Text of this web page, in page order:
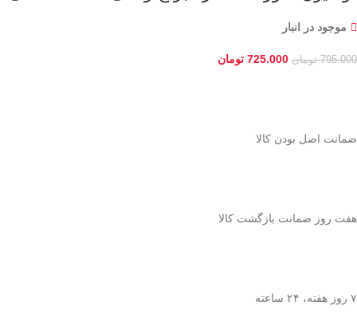
موجود در انبار
795.000 تومان 725.000 تومان
ﺿﻤﺎﻧﺖ اﺻﻞ ﺑﻮدن ﮐﺎﻟﺎ
هفت روز ضمانت بازگشت کالا
۷ روز ﻫﻔﺘﻪ، ۲۴ ﺳﺎﻋﺘﻪ